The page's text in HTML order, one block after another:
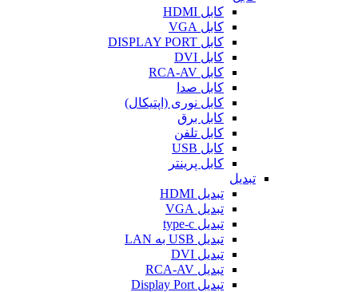
کابل HDMI
کابل VGA
کابل DISPLAY PORT
کابل DVI
کابل RCA-AV
کابل صدا
کابل نوری (اپتیکال)
کابل برق
کابل تلفن
کابل USB
کابل پرینتر
تبدیل
تبدیل HDMI
تبدیل VGA
تبدیل type-c
تبدیل USB به LAN
تبدیل DVI
تبدیل RCA-AV
تبدیل Display Port